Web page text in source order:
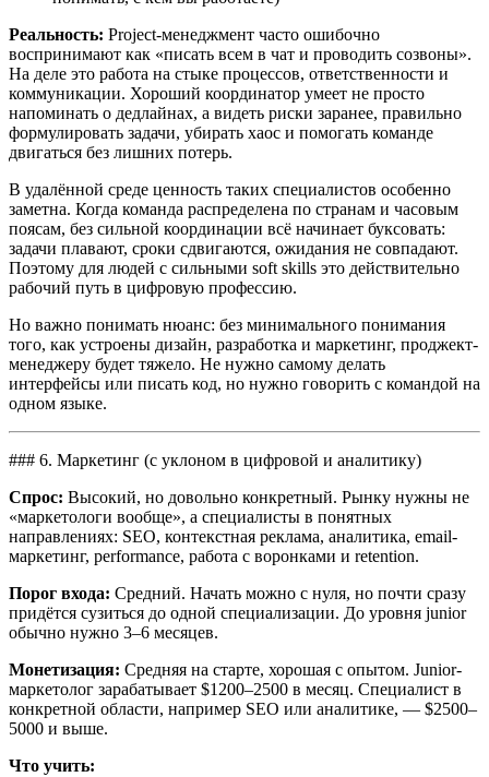
Реальность: Project-менеджмент часто ошибочно
воспринимают как «писать всем в чат и проводить созвоны».
На деле это работа на стыке процессов, ответственности и
коммуникации. Хороший координатор умеет не просто
напоминать о дедлайнах, а видеть риски заранее, правильно
формулировать задачи, убирать хаос и помогать команде
двигаться без лишних потерь.
В удалённой среде ценность таких специалистов особенно
заметна. Когда команда распределена по странам и часовым
поясам, без сильной координации всё начинает буксовать:
задачи плавают, сроки сдвигаются, ожидания не совпадают.
Поэтому для людей с сильными soft skills это действительно
рабочий путь в цифровую профессию.
Но важно понимать нюанс: без минимального понимания
того, как устроены дизайн, разработка и маркетинг, проджект-
менеджеру будет тяжело. Не нужно самому делать
интерфейсы или писать код, но нужно говорить с командой на
одном языке.
### 6. Маркетинг (с уклоном в цифровой и аналитику)
Спрос: Высокий, но довольно конкретный. Рынку нужны не
«маркетологи вообще», а специалисты в понятных
направлениях: SEO, контекстная реклама, аналитика, email-
маркетинг, performance, работа с воронками и retention.
Порог входа: Средний. Начать можно с нуля, но почти сразу
придётся сузиться до одной специализации. До уровня junior
обычно нужно 3–6 месяцев.
Монетизация: Средняя на старте, хорошая с опытом. Junior-
маркетолог зарабатывает $1200–2500 в месяц. Специалист в
конкретной области, например SEO или аналитике, — $2500–
5000 и выше.
Что учить: